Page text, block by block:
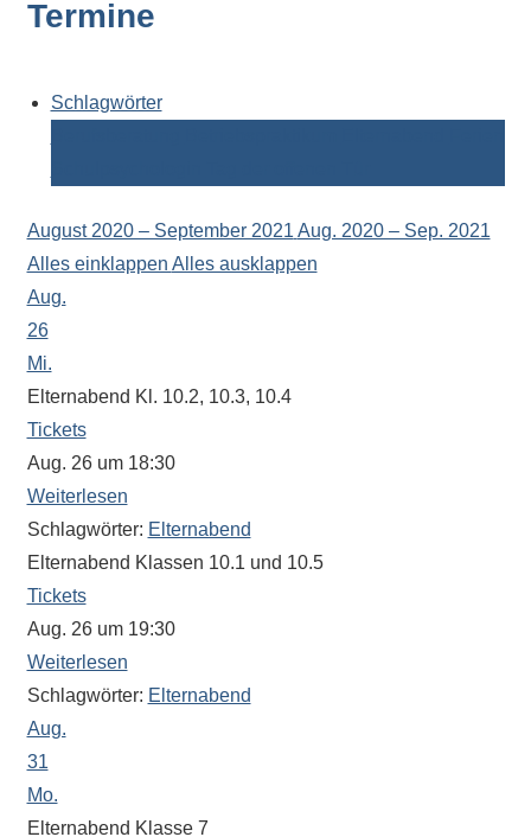
Kontaktdaten,
Zusammensetzung
oder
zur
Ausstattung
der
wir
versuchen
auf
alle
Fragen
Antworten
zu
bieten.
Daneben
gibt
es
viele
den
Termine
Schlagwörter
August 2020 – September 2021 Aug. 2020 – Sep. 2021
Alles einklappen Alles ausklappen
Aug.
26
Mi.
Elternabend Kl. 10.2, 10.3, 10.4
Tickets
Aug. 26 um 18:30
Weiterlesen
Schlagwörter: Elternabend
Elternabend Klassen 10.1 und 10.5
Tickets
Aug. 26 um 19:30
Weiterlesen
Schlagwörter: Elternabend
Aug.
31
Mo.
Elternabend Klasse 7